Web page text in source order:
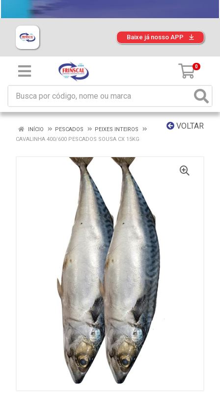
Baixe já nosso APP
0
VOLTAR
INÍCIO PESCADOS
PEIXES INTEIROS
CAVALINHA 400/600 PESCADOS SOUSA CX 15KG